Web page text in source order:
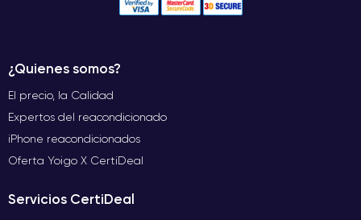
¿Quienes somos?
El precio, la Calidad
Expertos del reacondicionado
iPhone reacondicionados
Oferta Yoigo X CertiDeal
Servicios CertiDeal